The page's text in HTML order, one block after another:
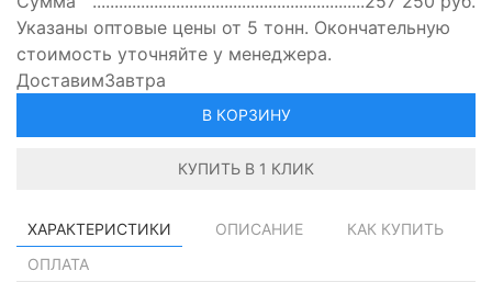
Указаны оптовые цены от 5 тонн. Окончательную
стоимость уточняйте у менеджера.
ДоставимЗавтра
В КОРЗИНУ
КУПИТЬ В 1 КЛИК
ХАРАКТЕРИСТИКИ ОПИСАНИЕ
КАК КУПИТЬ
ОПЛАТА